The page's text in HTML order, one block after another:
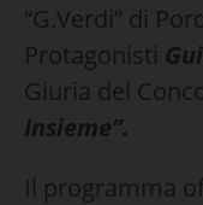
“G.Verdi” di
Protagonisti
Giuria del
Insieme”.
Il programma